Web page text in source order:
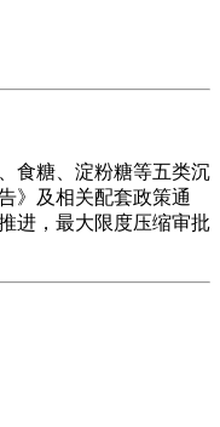
食糖、淀粉糖等五类沉
》及相关配套政策通
进，最大限度压缩审批